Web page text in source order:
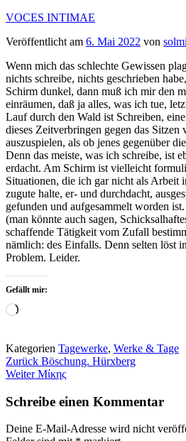
Zum
springen
VOCES INTIMAE
Veröffentlicht am 6. Mai 2022 von
Wenn mich das schlechte Gewissen
nichts schreibe, nichts geschrieben
Schirm dunkel, dann muß ich mir den
einräumen, daß ja alles, was ich tue,
Lauf durch den Wald ist Schreiben,
dieses Zeitverbringen gegen das Sitzen
auszuspielen, als ob jenes gegenüber
Denn das meiste, was ich schreibe, ist
erdacht. Am Schirm ist vielleicht
Situationen, die ich gar nicht als Arbeit
zugute halte, er- und durchdacht,
gefunden und aufgesammelt worden
(man könnte auch sagen,
schaffende Tätigkeit vom Zufall
nämlich: des Einfalls. Denn selten löst
Problem. Leider.
Gefällt mir:
Wird
Kategorien Tagewerke, Werke & Tage
Beitragsnavigation
Zurück Böschung. Hürxberg
Weiter Μίκης
Schreibe einen Kommentar
Deine E-Mail-Adresse wird nicht